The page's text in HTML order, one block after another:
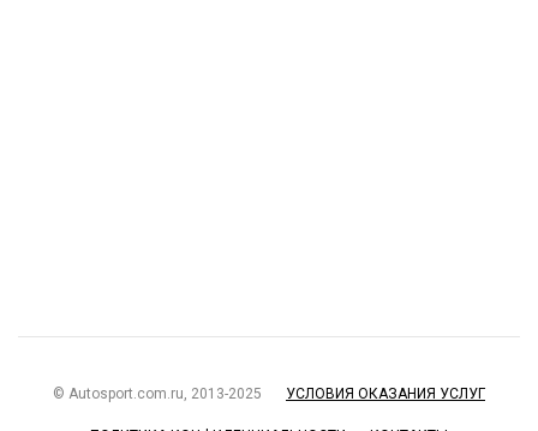
© Autosport.com.ru, 2013-2025 УСЛОВИЯ ОКАЗАНИЯ УСЛУГ